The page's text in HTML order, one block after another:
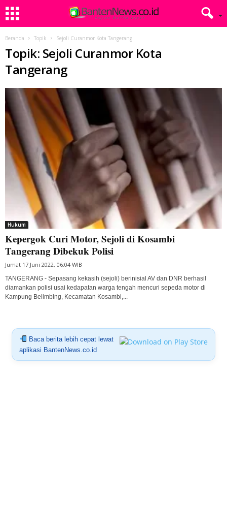
Beranda Topik Sejoli Curanmor Kota Tangerang
Topik: Sejoli Curanmor Kota
Tangerang
Hukum
Kepergok Curi Motor, Sejoli di Kosambi
Tangerang Dibekuk Polisi
Jumat 17 Juni 2022, 06:04 WIB
TANGERANG - Sepasang kekasih (sejoli) berinisial AV dan DNR berhasil
diamankan polisi usai kedapatan warga tengah mencuri sepeda motor di
Kampung Belimbing, Kecamatan Kosambi,...
Baca berita lebih cepat lewat
aplikasi BantenNews.co.id